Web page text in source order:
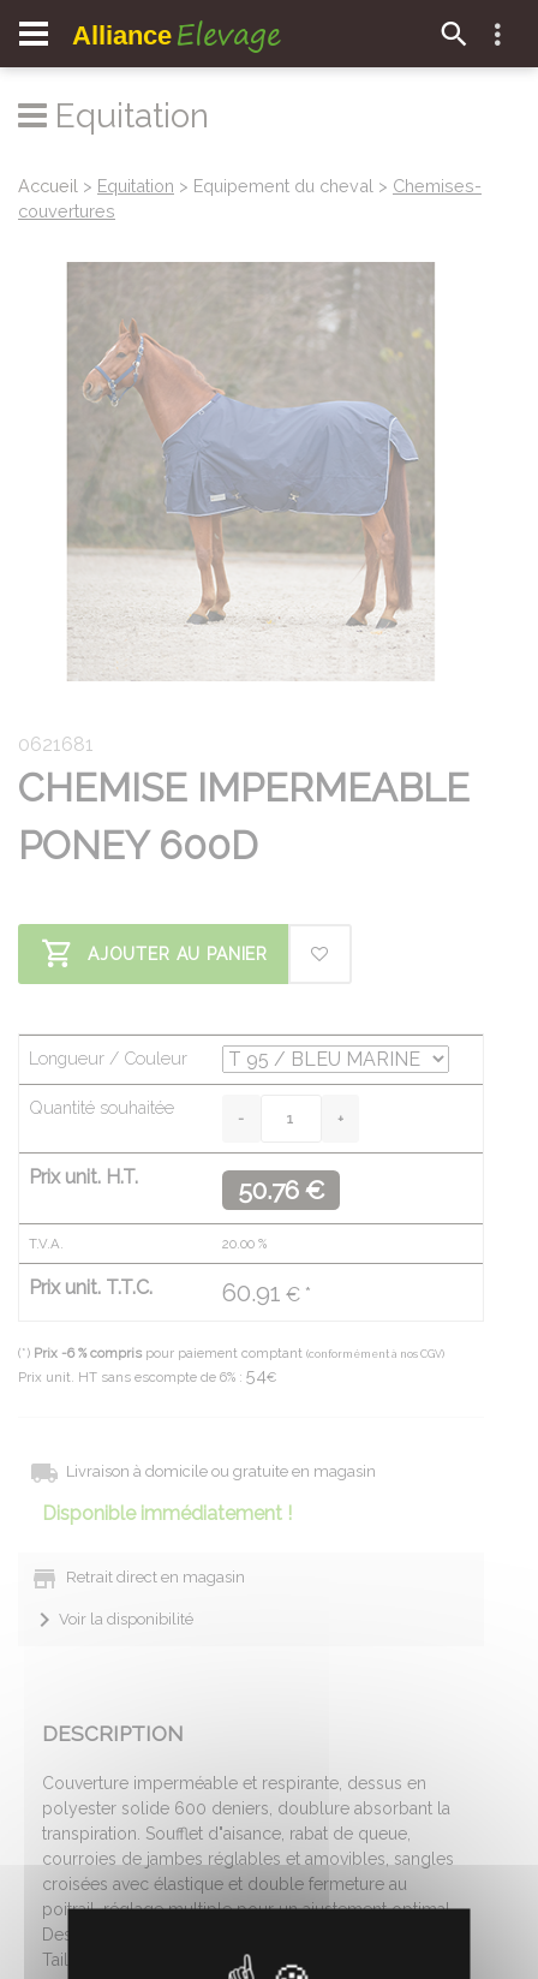
Alliance Elevage
Equitation
Accueil > Equitation > Equipement du cheval > Chemises-
couvertures
0621681
CHEMISE IMPERMEABLE
PONEY 600D
AJOUTER AU PANIER
Longueur / Couleur
Quantité souhaitée
Prix unit. H.T. 50.76 €
T.V.A. 20.00 %
Prix unit. T.T.C. 60.91 € *
(*) Prix -6 % compris pour paiement comptant (conformément à nos CGV)
Prix unit. HT sans escompte de 6% : 54€
Livraison à domicile ou gratuite en magasin
Disponible immédiatement !
Retrait direct en magasin
Voir la disponibilité
DESCRIPTION
Couverture imperméable et respirante, dessus en
polyester solide 600 deniers, doublure absorbant la
transpiration. Soufflet d"aisance, rabat de queue,
courroies de jambes réglables et amovibles, sangles
croisées avec élastique et double fermeture au
poitrail, réglage multiple pour un ajustement optimal.
Dessus : 100 % polyester, doublure : 100 % polyester.
Taille : 95, 105, et 115 cm. Coloris bleu.